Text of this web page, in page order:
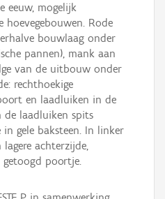
eeuw, mogelijk
hoevegebouwen. Rode
bouwlaag onder
pannen), mank aan
van de uitbouw onder
rechthoekige
en laadluiken in de
de laadluiken spits
gele baksteen. In linker
achterzijde,
getoogd poortje.